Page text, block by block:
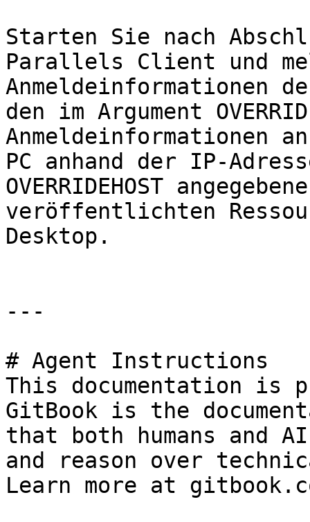
Starten Sie nach
Parallels Client und
Anmeldeinformationen
den im Argument
Anmeldeinformationen
PC anhand der IP-
OVERRIDEHOST
veröffentlichten
Desktop.
---
# Agent Instructions
This documentation is
GitBook is the
that both humans and
and reason over
Learn more at